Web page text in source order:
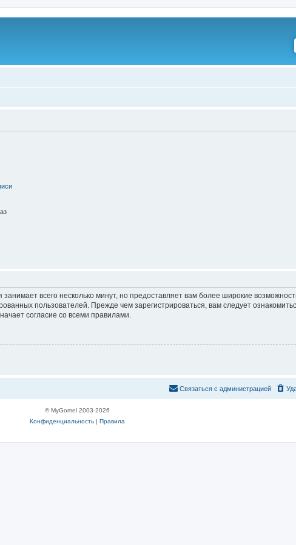
всего несколько минут, но предоставляет вам более широкие
пользователей. Прежде чем зарегистрироваться, вам следует
согласие со всеми правилами.
Связаться с администрацией
© MyGomel 2003-2026
Конфиденциальность| Правила